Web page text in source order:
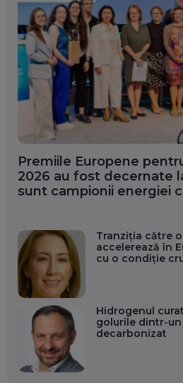
Premiile Europene
2026 au fost decernate
sunt campionii energiei
Tranziția către
accelerează în
cu o condiție
Hidrogenul
golurile dintr-
decarbonizat